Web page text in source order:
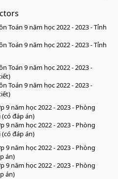
Toán 9 năm học 2022 - 2023 - Tỉnh
Toán 9 năm học 2022 - 2023 - Tỉnh
Toán 9 năm học 2022 - 2023 -
Toán 9 năm học 2022 - 2023 -
9 năm học 2022 - 2023 - Phòng
(có đáp án)
9 năm học 2022 - 2023 - Phòng
(có đáp án)
9 năm học 2022 - 2023 - Phòng
án)
9 năm học 2022 - 2023 - Phòng
án)